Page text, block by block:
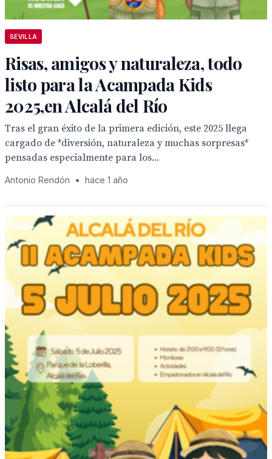
SEVILLA
Risas, amigos y naturaleza, todo
listo para la Acampada Kids
2025,en Alcalá del Río
Tras el gran éxito de la primera edición, este 2025 llega
cargado de *diversión, naturaleza y muchas sorpresas*
pensadas especialmente para los...
Antonio Rendón • hace 1 año